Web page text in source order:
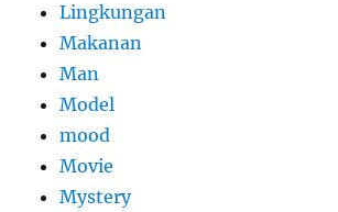
Lingkungan
Makanan
Man
Model
mood
Movie
Mystery